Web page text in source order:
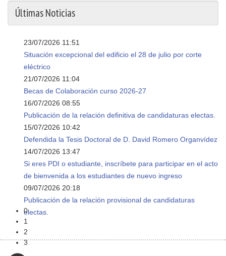
0
1
2
3
Últimas Noticias
23/07/2026 11:51
Situación excepcional del edificio el 28 de julio por corte
eléctrico
21/07/2026 11:04
Becas de Colaboración curso 2026-27
16/07/2026 08:55
Publicación de la relación definitiva de candidaturas electas.
15/07/2026 10:42
Defendida la Tesis Doctoral de D. David Romero Organvídez
14/07/2026 13:47
Si eres PDI o estudiante, inscríbete para participar en el acto
de bienvenida a los estudiantes de nuevo ingreso
09/07/2026 20:18
Publicación de la relación provisional de candidaturas
electas.